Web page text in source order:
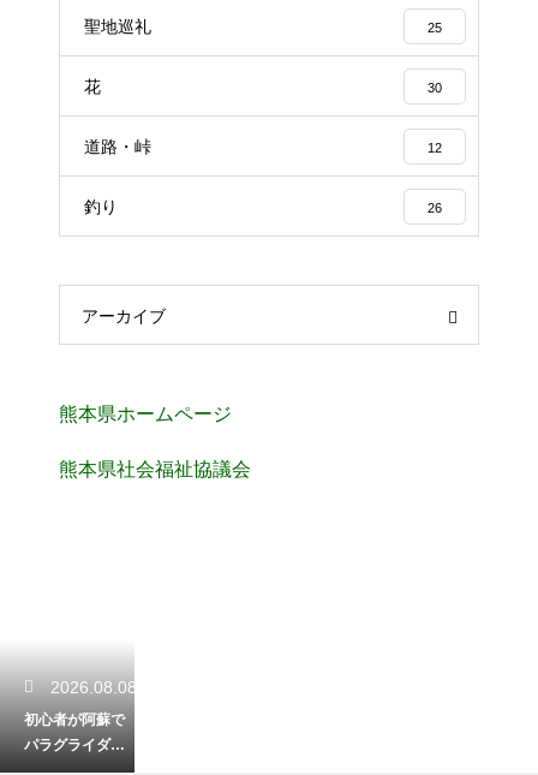
聖地巡礼 25
花 30
道路・峠 12
釣り 26
アーカイブ
熊本県ホームページ
熊本県社会福祉協議会
2026.08.08
初心者が阿蘇で
パラグライダー
体験！安全に楽